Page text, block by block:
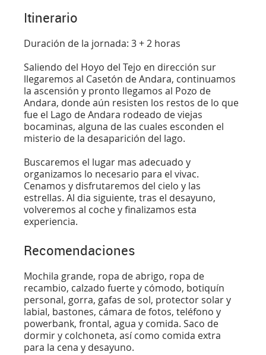
Itinerario
Duración de la jornada: 3 + 2 horas
Saliendo del Hoyo del Tejo en dirección sur
llegaremos al Casetón de Andara, continuamos
la ascensión y pronto llegamos al Pozo de
Andara, donde aún resisten los restos de lo que
fue el Lago de Andara rodeado de viejas
bocaminas, alguna de las cuales esconden el
misterio de la desaparición del lago.
Buscaremos el lugar mas adecuado y
organizamos lo necesario para el vivac.
Cenamos y disfrutaremos del cielo y las
estrellas. Al dia siguiente, tras el desayuno,
volveremos al coche y finalizamos esta
experiencia.
Recomendaciones
Mochila grande, ropa de abrigo, ropa de
recambio, calzado fuerte y cómodo, botiquín
personal, gorra, gafas de sol, protector solar y
labial, bastones, cámara de fotos, teléfono y
powerbank, frontal, agua y comida. Saco de
dormir y colchoneta, así como comida extra
para la cena y desayuno.